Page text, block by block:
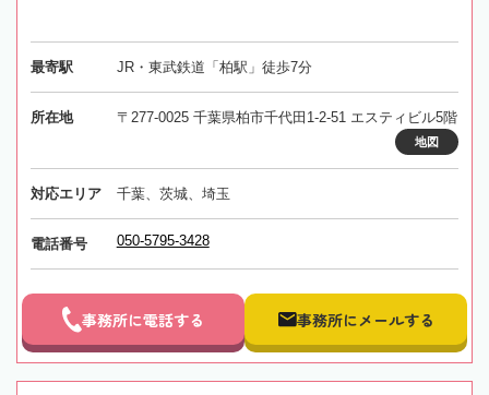
最寄駅 JR・東武鉄道「柏駅」徒歩7分
所在地 〒277-0025 千葉県柏市千代田1-2-51 エスティビル5階
地図
対応エリア 千葉、茨城、埼玉
電話番号 050-5795-3428
事務所に電話する 事務所にメールする